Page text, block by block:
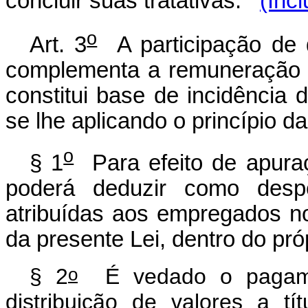
Art. 3oA participação de
complementa a
constitui base de incidência
se lhe aplicando o princípio
§ 1oPara efeito de
poderá deduzir como
atribuídas aos empregados
da presente Lei, dentro do
§ 2o É vedado o
distribuição de valores a